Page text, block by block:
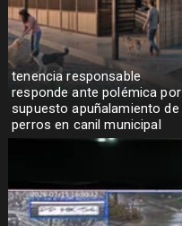
tenencia responsable
responde ante polémica por
supuesto apuñalamiento de
perros en canil municipal